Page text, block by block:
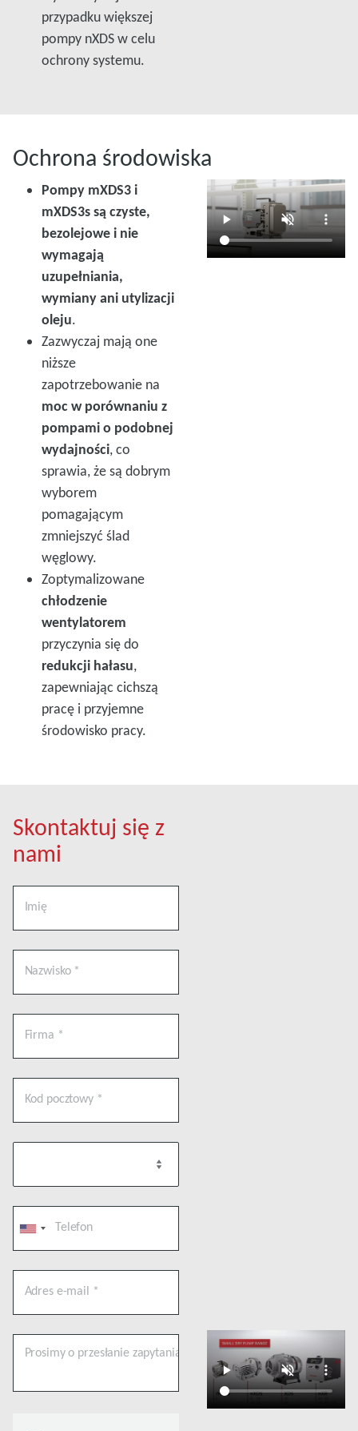
przypadku większej
pompy nXDS w celu
ochrony systemu.
Ochrona środowiska
Pompy mXDS3 i
mXDS3s są czyste,
bezolejowe i nie
wymagają
uzupełniania,
wymiany ani utylizacji
oleju.
Zazwyczaj mają one
niższe
zapotrzebowanie na
moc w porównaniu z
pompami o podobnej
wydajności, co
sprawia, że są dobrym
wyborem
pomagającym
zmniejszyć ślad
węglowy.
Zoptymalizowane
chłodzenie
wentylatorem
przyczynia się do
redukcji hałasu,
zapewniając cichszą
pracę i przyjemne
środowisko pracy.
Skontaktuj się z
nami